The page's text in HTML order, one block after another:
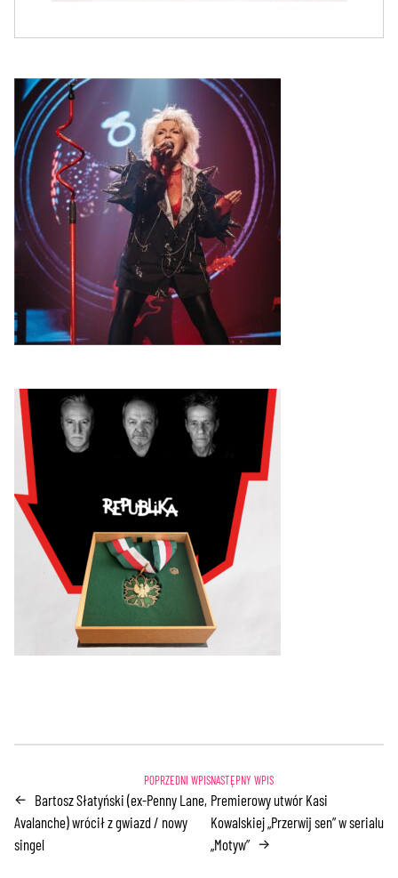
← Bartosz Słatyński (ex-Penny Lane,
Avalanche) wrócił z gwiazd / nowy
singel
Premierowy utwór Kasi
Kowalskiej „Przerwij sen” w serialu
„Motyw” →